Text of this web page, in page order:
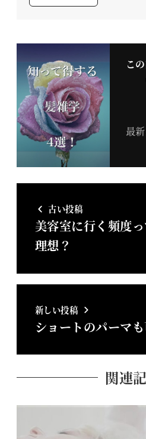
こ
最
古い投稿
美容室に行く頻度
理想？
新しい投稿
ショートのパーマ
関連